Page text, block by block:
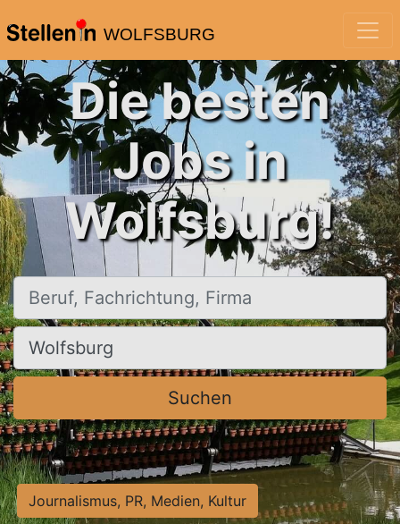
WOLFSBURG
Die besten
Jobs in
Wolfsburg!
Beruf, Fachrichtung, Firma
Ort, Stadt
Suchen
Journalismus, PR, Medien, Kultur